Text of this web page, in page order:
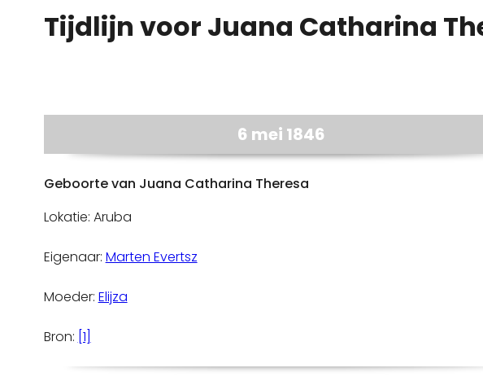
Tijdlijn voor Juana Catharina
6 mei 1846
Geboorte van Juana Catharina Theresa
Lokatie: Aruba
Eigenaar: Marten Evertsz
Moeder: Elijza
Bron: [1]